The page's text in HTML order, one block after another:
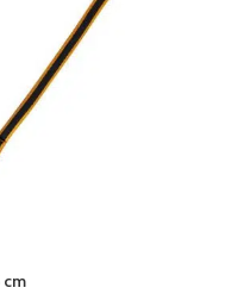
cm